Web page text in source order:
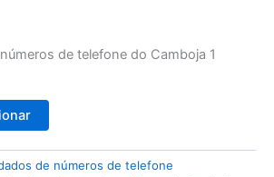
de telefone do Camboja 1
de números de telefone